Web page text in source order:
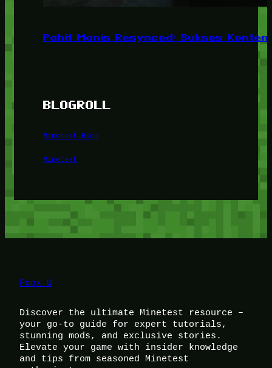
Pahit Manis Resynced: Sukses
BLOGROLL
Minetest Blog
Minetest
Foox U
Discover the ultimate Minetest resource –
your go-to guide for expert tutorials,
stunning mods, and exclusive stories.
Elevate your game with insider knowledge
and tips from seasoned Minetest